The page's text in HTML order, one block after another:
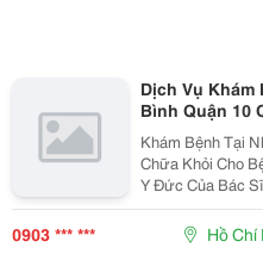
Dịch Vụ Khám
Bình Quận 10
Khám Bệnh Tại
Chữa Khỏi Cho
Y Đức Của Bác
Nhà&Rdquo;
Không Thể Đến
Hoặc Khác
0903 *** *** Hồ Chí